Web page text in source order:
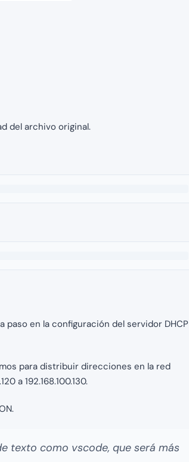
del archivo original.
en la configuración del servidor DHCP
para distribuir direcciones en la red
a 192.168.100.130.
texto como vscode, que será más